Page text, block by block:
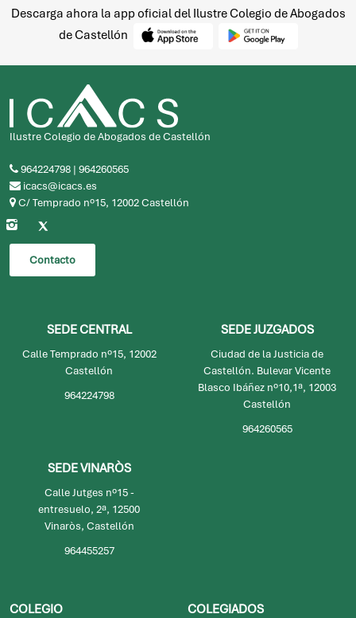
Descarga ahora la app oficial del Ilustre Colegio de Abogados
de Castellón
Ilustre Colegio de Abogados de Castellón
964224798 | 964260565
icacs@icacs.es
C/ Temprado nº15, 12002 Castellón
Contacto
SEDE CENTRAL
Calle Temprado nº15, 12002
Castellón
964224798
SEDE JUZGADOS
Ciudad de la Justicia de
Castellón. Bulevar Vicente
Blasco Ibáñez nº10,1ª, 12003
Castellón
964260565
SEDE VINARÒS
Calle Jutges nº15 -
entresuelo, 2ª, 12500
Vinaròs, Castellón
964455257
COLEGIO COLEGIADOS